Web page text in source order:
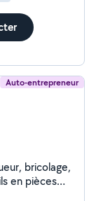
Auto-entrepreneur
en pièces